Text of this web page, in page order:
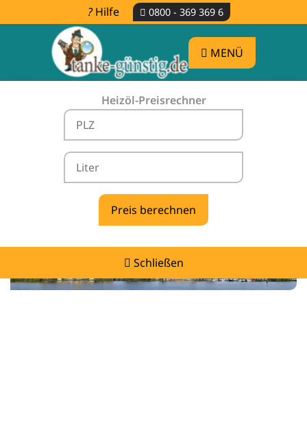
Hilfe 0800 - 369 369 6
MENÜ
Heizöl-Preisrechner
Schließen
Heizölpreise Bülow -
vergleichen & günstig tanken